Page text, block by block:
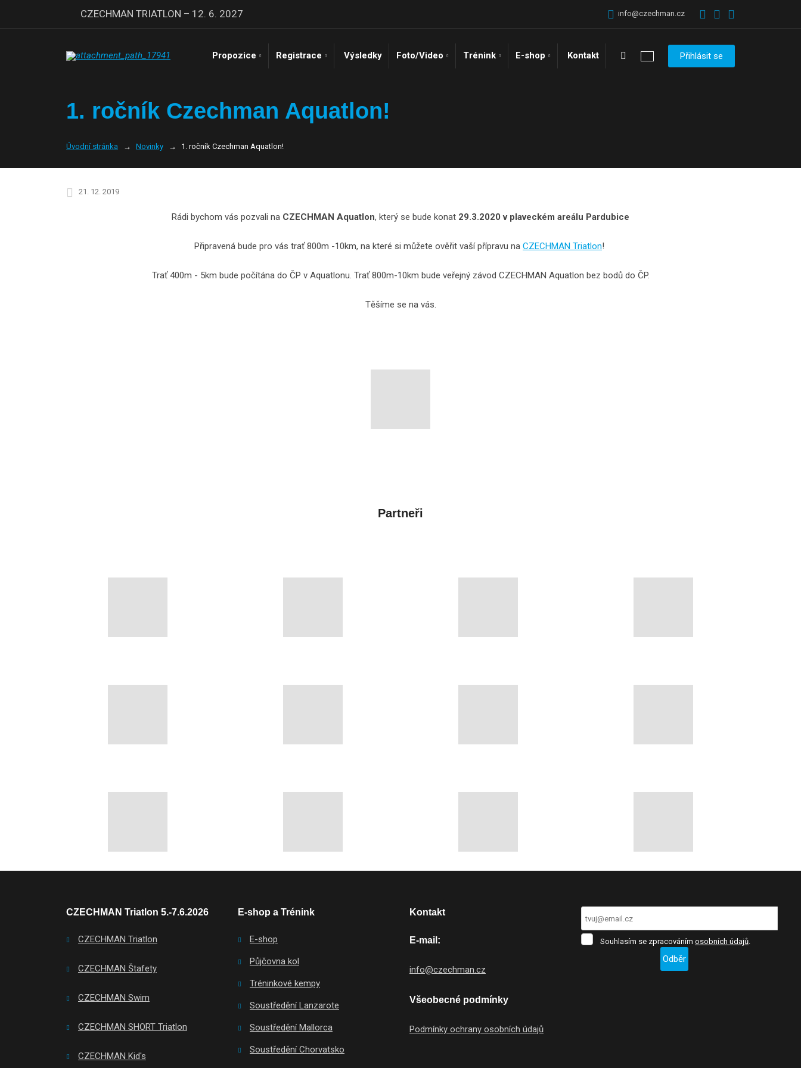
CZECHMAN TRIATLON – 12. 6. 2027 info@czechman.cz
Propozice Registrace Výsledky Foto/Video Trénink E-shop Kontakt Vyhledávání Přihlásit se
1. ročník Czechman Aquatlon!
Úvodní stránka Novinky 1. ročník Czechman Aquatlon!
21. 12. 2019
Rádi bychom vás pozvali na CZECHMAN Aquatlon, který se bude konat 29.3.2020 v plaveckém areálu Pardubice
Připravená bude pro vás trať 800m -10km, na které si můžete ověřit vaší přípravu na CZECHMAN Triatlon!
Trať 400m - 5km bude počítána do ČP v Aquatlonu. Trať 800m-10km bude veřejný závod CZECHMAN Aquatlon bez bodů do ČP.
Těšíme se na vás.
Partneři
CZECHMAN Triatlon 5.-7.6.2026
CZECHMAN Triatlon
CZECHMAN Štafety
CZECHMAN Swim
CZECHMAN SHORT Triatlon
CZECHMAN Kid's
E-shop a Trénink
E-shop
Půjčovna kol
Tréninkové kempy
Soustředění Lanzarote
Soustředění Mallorca
Soustředění Chorvatsko
Kontakt
E-mail:
info@czechman.cz
Všeobecné podmínky
Podmínky ochrany osobních údajů
SouhlasímSouhlasím se zpracováním osobních údajů.
Odběr